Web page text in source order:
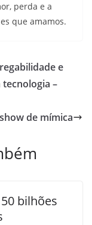
perda e a
que amamos.
e
–
de mímica
bilhões